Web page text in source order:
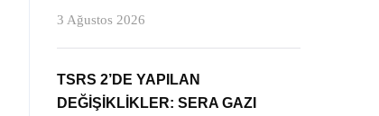
3 Ağustos 2026
TSRS 2’DE YAPILAN
DEĞİŞİKLİKLER: SERA GAZI